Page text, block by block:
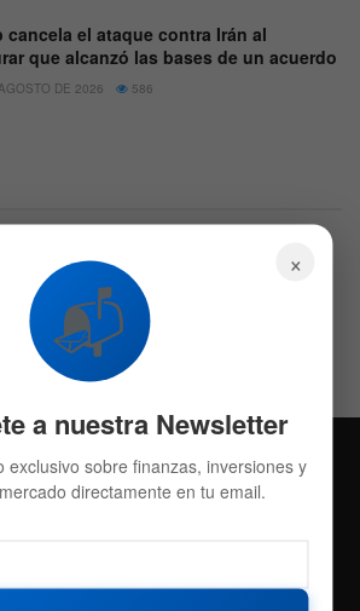
cancela el ataque contra Irán al
que alcanzó las bases de un acuerdo
DE 2026 586
4.7k
Followers
×
📬
a nuestra Newsletter
exclusivo sobre finanzas, inversiones y
directamente en tu email.